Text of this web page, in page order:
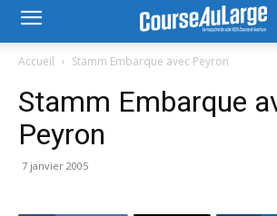
Accueil Stamm Embarque avec Peyron
Stamm Embarque
Peyron
7 janvier 2005